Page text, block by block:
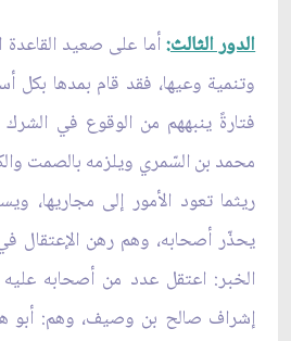
الدور الثالث:أما على صعيد القاعدة
وتنمية وعيها، فقد قام بمدها بكل
فتارةً ينبههم من الوقوع في
محمد بن السّمري ويلزمه بالصمت
ريثما تعود الأمور إلى مجاريها،
يحذّر أصحابه، وهم رهن الإعتقال
الخبر: اعتقل عدد من أصحابه
إشراف صالح بن وصيف، وهم: أبو